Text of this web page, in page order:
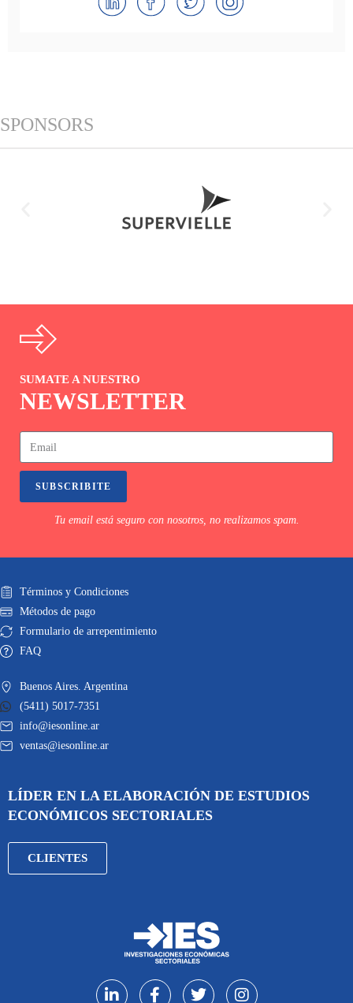
SPONSORS
SUMATE A NUESTRO
NEWSLETTER
SUBSCRIBITE
Tu email está seguro con nosotros, no realizamos spam.
Términos y Condiciones
Métodos de pago
Formulario de arrepentimiento
FAQ
Buenos Aires. Argentina
(5411) 5017-7351
info@iesonline.ar
ventas@iesonline.ar
LÍDER EN LA ELABORACIÓN DE ESTUDIOS
ECONÓMICOS SECTORIALES
CLIENTES